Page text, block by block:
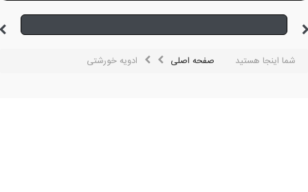
شما اینجا هستید صفحه اصلی ادویه خورشتی